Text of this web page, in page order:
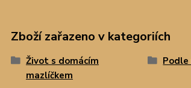
Zboží zařazeno v kategoriích
Život s domácím
mazlíčkem
Podle